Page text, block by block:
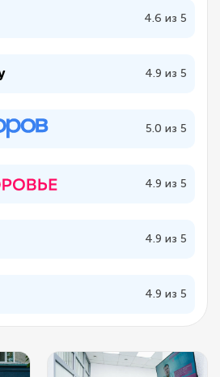
4.6 из 5
4.9 из 5
5.0 из 5
4.9 из 5
4.9 из 5
4.9 из 5